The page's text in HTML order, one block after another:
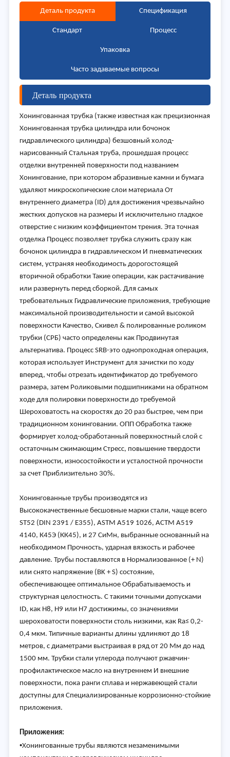
Деталь продукта Спецификация
Стандарт Процесс
Упаковка
Часто задаваемые вопросы
Деталь продукта
Хонингованная трубка (также известная как прецизионная
Хонингованная трубка цилиндра или бочонок
гидравлического цилиндра) безшовный холод-
нарисованный Стальная труба, прошедшая процесс
отделки внутренней поверхности под названием
Хонингование, при котором абразивные камни и бумага
удаляют микроскопические слои материала От
внутреннего диаметра (ID) для достижения чрезвычайно
жестких допусков на размеры И исключительно гладкое
отверстие с низким коэффициентом трения. Эта точная
отделка Процесс позволяет трубка служить сразу как
бочонок цилиндра в гидравлическом И пневматических
систем, устраняя необходимость дорогостоящей
вторичной обработки Такие операции, как растачивание
или развернуть перед сборкой. Для самых
требовательных Гидравлические приложения, требующие
максимальной производительности и самой высокой
поверхности Качество, Скивел & полированные роликом
трубки (СРБ) часто определены как Продвинутая
альтернатива. Процесс SRB-это однопроходная операция,
которая использует Инструмент для зачистки по ходу
вперед, чтобы отрезать идентификатор до требуемого
размера, затем Роликовыми подшипниками на обратном
ходе для полировки поверхности до требуемой
Шероховатость на скоростях до 20 раз быстрее, чем при
традиционном хонинговании. ОПП Обработка также
формирует холод-обработанный поверхностный слой с
остаточным сжимающим Стресс, повышение твердости
поверхности, износостойкости и усталостной прочности
за счет Приблизительно 30%.
Хонингованные трубы производятся из
Высококачественные бесшовные марки стали, чаще всего
ST52 (DIN 2391 / E355), ASTM А519 1026, АСТМ А519
4140, К45Э (КК45), и 27 СиМн, выбранные основанный на
необходимом Прочность, ударная вязкость и рабочее
давление. Трубы поставляются в Нормализованное (+ N)
или снято напряжение (BK + S) состояние,
обеспечивающее оптимальное Обрабатываемость и
структурная целостность. С такими точными допусками
ID, как H8, H9 или H7 достижимы, со значениями
шероховатости поверхности столь низкими, как Ra≤ 0,2-
0,4 мкм. Типичные варианты длины удлиняют до 18
метров, с диаметрами выстраивая в ряд от 20 Мм до над
1500 мм. Трубки стали углерода получают ржавчин-
профилактическое масло на внутреннем И внешние
поверхности, пока ранги сплава и нержавеющей стали
доступны для Специализированные коррозионно-стойкие
приложения.
Приложения:
•Хонингованные трубы являются незаменимыми